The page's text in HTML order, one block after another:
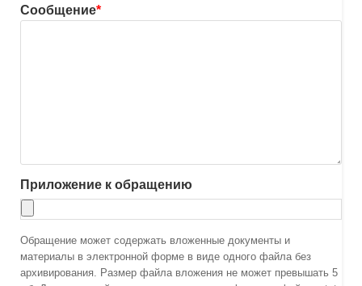
Сообщение*
Приложение к обращению
Обращение может содержать вложенные документы и
материалы в электронной форме в виде одного файла без
архивирования. Размер файла вложения не может превышать 5